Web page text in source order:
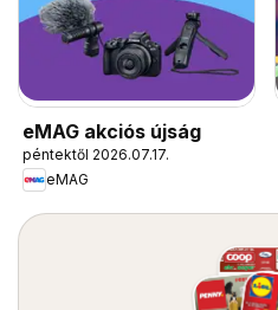
eMAG akciós újság
péntektől 2026.07.17.
eMAG